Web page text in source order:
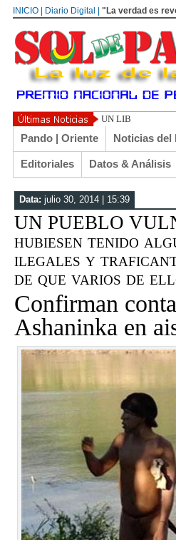
INICIO | Diario Digital | "La verdad es
UN LIBERTARIO
Pando | Oriente Noticias del
Editoriales Datos & Análisis
Data: julio 30, 2014 | 15:39
UN PUEBLO
hubiesen tenido
ilegales y
de que varios de
Confirman
Ashaninka en